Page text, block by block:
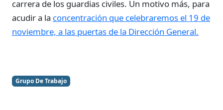
carrera de los guardias civiles. Un motivo más, para
acudir a la concentración que celebraremos el 19 de
noviembre, a las puertas de la Dirección General.
Grupo De Trabajo